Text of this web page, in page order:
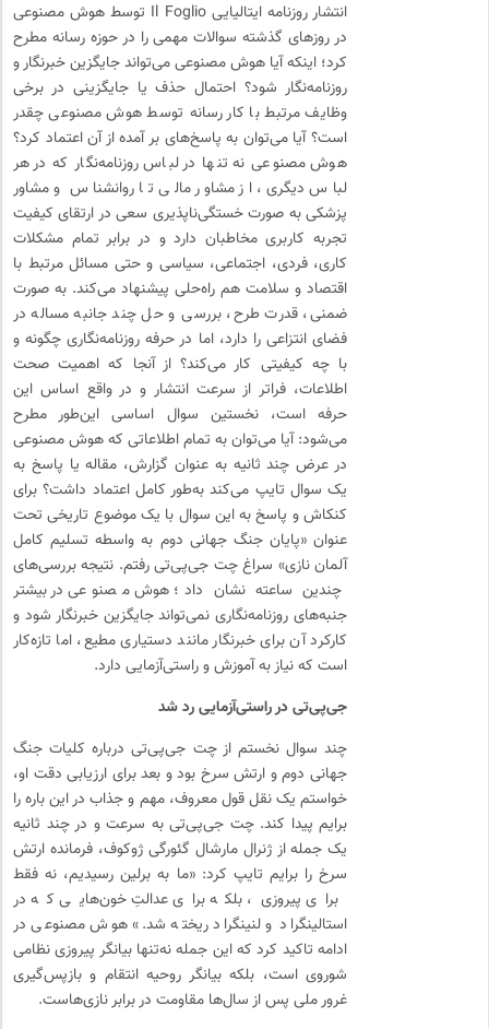
انتشار روزنامه ایتالیایی Il Foglio توسط هوش مصنوعی
در روزهای گذشته سوالات مهمی را در حوزه رسانه مطرح
کرد؛ اینکه آیا هوش مصنوعی می‌تواند جایگزین خبرنگار و
روزنامه‌نگار شود؟ احتمال حذف یا جایگزینی در برخی
وظایف مرتبط با کار رسانه‌ توسط هوش مصنوعی چقدر
است؟ آیا می‌توان به پاسخ‌های بر آمده از آن اعتماد کرد؟
هوش مصنوعی نه تنها در لباس روزنامه‌نگار که در هر
لباس دیگری، از مشاور مالی تا روانشناس و مشاور
پزشکی به صورت خستگی‌ناپذیری سعی در ارتقای کیفیت
تجربه کاربری مخاطبان دارد و در برابر تمام مشکلات
کاری، فردی، اجتماعی، سیاسی و حتی مسائل مرتبط با
اقتصاد و سلامت هم راه‌حلی پیشنهاد می‌کند. به صورت
ضمنی، قدرت طرح، بررسی و حل چند جانبه مساله در
فضای انتزاعی را دارد، اما در حرفه روزنامه‌نگاری چگونه و
با چه کیفیتی کار می‌کند؟ از آنجا که اهمیت صحت
اطلاعات، فراتر از سرعت انتشار و در واقع اساس این
حرفه است، نخستین سوال اساسی این‌طور مطرح
می‌شود: آیا می‌توان به تمام اطلاعاتی که هوش مصنوعی
در عرض چند ثانیه به عنوان گزارش، مقاله یا پاسخ به
یک سوال تایپ می‌کند به‌طور کامل اعتماد داشت؟ برای
کنکاش و پاسخ به این سوال با یک موضوع تاریخی تحت
عنوان «پایان جنگ جهانی دوم به واسطه تسلیم کامل
آلمان نازی» سراغ چت جی‌پی‌تی رفتم. نتیجه بررسی‌های
چندین ساعته نشان داد؛ هوش مصنوعی در بیشتر
جنبه‌های روزنامه‌نگاری نمی‌تواند جایگزین خبرنگار شود و
کارکرد آن برای خبرنگار مانند دستیاری مطیع، اما تازه‌کار
است که نیاز به آموزش و راستی‌آزمایی دارد.
جی‌پی‌تی در راستی‌آزمایی رد شد
چند سوال نخستم از چت جی‌پی‌تی درباره کلیات جنگ
جهانی دوم و ارتش سرخ بود و بعد برای ارزیابی دقت او،
خواستم یک نقل قول معروف، مهم و جذاب در این باره را
برایم پیدا کند. چت جی‌پی‌تی به سرعت و در چند ثانیه
یک جمله از ژنرال مارشال گئورگی ژوکوف، فرمانده ارتش
سرخ را برایم تایپ کرد: «ما به برلین رسیدیم، نه فقط
برای پیروزی، بلکه برای عدالتِ خون‌هایی که در
استالینگراد و لنینگراد ریخته شد.» هوش مصنوعی در
ادامه تاکید کرد که این جمله نه‌تنها بیانگر پیروزی نظامی
شوروی است، بلکه بیانگر روحیه انتقام و بازپس‌گیری
غرور ملی پس از سال‌ها مقاومت در برابر نازی‌هاست.